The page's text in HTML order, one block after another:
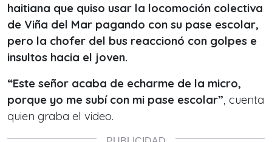
haitiana que quiso usar la locomoción colectiva
de Viña del Mar pagando con su pase escolar,
pero la chofer del bus reaccionó con golpes e
insultos hacia el joven.
“Este señor acaba de echarme de la micro,
porque yo me subí con mi pase escolar”, cuenta
quien graba el video.